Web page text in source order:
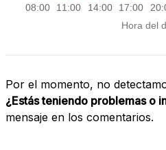
Por el momento, no
¿Estás teniendo problemas o
mensaje en los comentarios.